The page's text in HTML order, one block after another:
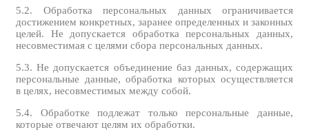
5.2. Обработка персональных данных ограничивается
достижением конкретных, заранее определенных и законных
целей. Не допускается обработка персональных данных,
несовместимая с целями сбора персональных данных.
5.3. Не допускается объединение баз данных, содержащих
персональные данные, обработка которых осуществляется
в целях, несовместимых между собой.
5.4. Обработке подлежат только персональные данные,
которые отвечают целям их обработки.